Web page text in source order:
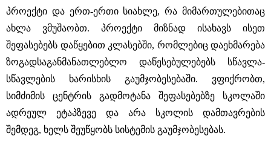
პროექტი და ერთ-ერთი სიახლე, რა მიმართულებითაც
ახლა ვმუშაობთ. პროექტი მიზნად ისახავს ისეთ
შეფასებებს დაწყებით კლასებში, რომლებიც დაეხმარება
ზოგადსაგანმანათლებლო დაწესებულებებს სწავლა-
სწავლების ხარისხის გაუმჯობესებაში. ვფიქრობთ,
სიმძიმის ცენტრის გადმოტანა შეფასებებზე სკოლაში
ადრეულ ეტაპზევე და არა სკოლის დამთავრების
შემდეგ, ხელს შეუწყობს სისტემის გაუმჯობესებას.